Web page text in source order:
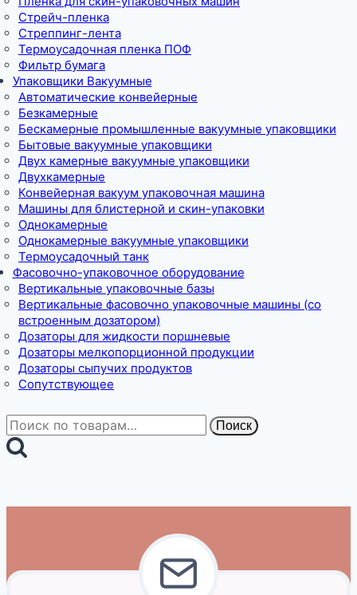
Стрейч-пленка
Стреппинг-лента
Термоусадочная пленка ПОФ
Фильтр бумага
Упаковщики Вакуумные
Автоматические конвейерные
Безкамерные
Бескамерные промышленные вакуумные упаковщики
Бытовые вакуумные упаковщики
Двух камерные вакуумные упаковщики
Двухкамерные
Конвейерная вакуум упаковочная машина
Машины для блистерной и скин-упаковки
Однокамерные
Однокамерные вакуумные упаковщики
Термоусадочный танк
Фасовочно-упаковочное оборудование
Вертикальные упаковочные базы
Вертикальные фасовочно упаковочные машины (со
встроенным дозатором)
Дозаторы для жидкости поршневые
Дозаторы мелкопорционной продукции
Дозаторы сыпучих продуктов
Сопутствующее
Искать: Поиск